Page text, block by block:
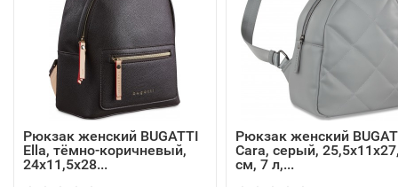
Рюкзак женский BUGATTI
Ella, тёмно-коричневый,
24х11,5х28...
Рюкзак женский
Cara, серый,
см, 7 л,...